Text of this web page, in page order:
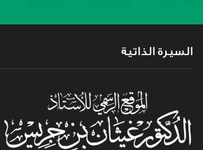
السيرة الذاتية